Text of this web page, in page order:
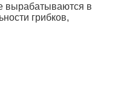
вырабатываются в
грибков,